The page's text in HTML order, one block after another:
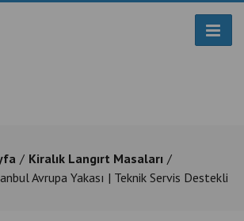
Kiralık Langırt Masaları
Avrupa Yakası | Teknik Servis Destekli